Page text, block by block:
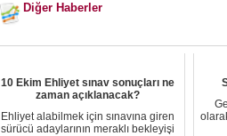
Diğer Haberler
10 Ekim Ehliyet sınav sonuçları ne
zaman açıklanacak?
Ehliyet alabilmek için sınavına giren
sürücü adaylarının meraklı bekleyişi